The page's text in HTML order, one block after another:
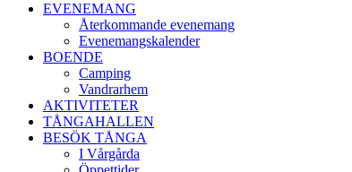
EVENEMANG
Återkommande evenemang
Evenemangskalender
BOENDE
Camping
Vandrarhem
AKTIVITETER
TÅNGAHALLEN
BESÖK TÅNGA
I Vårgårda